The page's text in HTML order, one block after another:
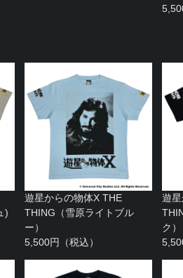
)
遊星からの物体X THE
THING（雪原ライトブル
ー）
5,500円（税込）
遊
ク）